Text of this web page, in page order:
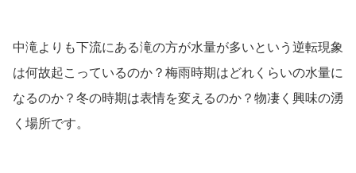
中滝よりも下流にある滝の方が水量が多いという逆転現象
は何故起こっているのか？梅雨時期はどれくらいの水量に
なるのか？冬の時期は表情を変えるのか？物凄く興味の湧
く場所です。